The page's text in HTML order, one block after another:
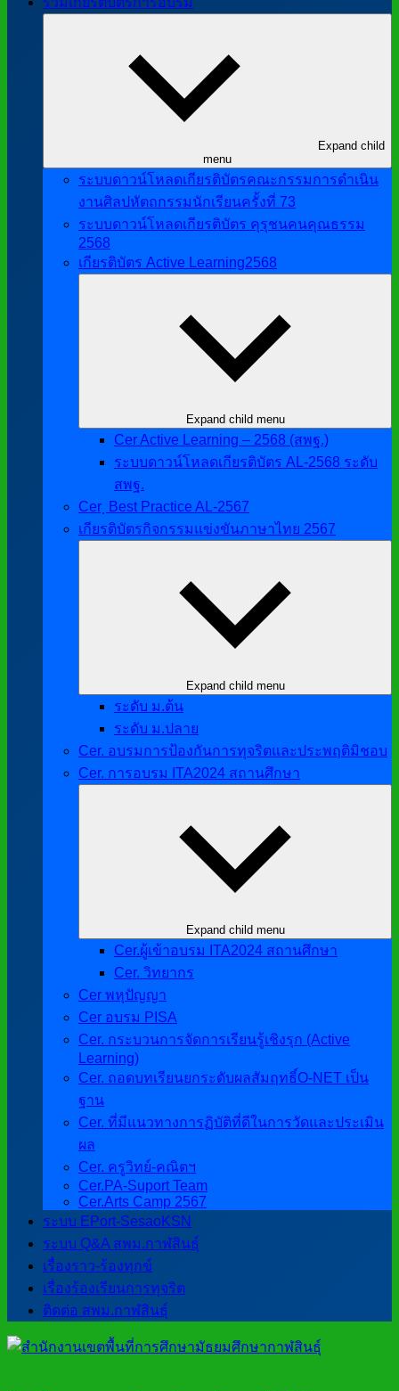
Expand child
menu
ระบบดาวน์โหลดเกียรติบัตรคณะกรรมการดำเนิน
งานศิลปหัตถกรรมนักเรียนครั้งที่ 73
ระบบดาวน์โหลดเกียรติบัตร คุรุชนคนคุณธรรม
2568
เกียรติบัตร Active Learning2568
Expand child menu
Cer Active Learning – 2568 (สพฐ.)
ระบบดาวน์โหลดเกียรติบัตร AL-2568 ระดับ
สพฐ.
Cer ฺ Best Practice AL-2567
เกียรติบัตรกิจกรรมแข่งขันภาษาไทย 2567
Expand child menu
ระดับ ม.ต้น
ระดับ ม.ปลาย
Cer. อบรมการป้องกันการทุจริตและประพฤติมิชอบ
Cer. การอบรม ITA2024 สถานศึกษา
Expand child menu
Cer.ผู้เข้าอบรม ITA2024 สถานศึกษา
Cer. วิทยากร
Cer พหุปัญญา
Cer อบรม PISA
Cer. กระบวนการจัดการเรียนรู้เชิงรุก (Active
Learning)
Cer. ถอดบทเรียนยกระดับผลสัมฤทธิ์O-NET เป็น
ฐาน
Cer. ที่มีแนวทางการฏิบัติที่ดีในการวัดและประเมิน
ผล
Cer. ครูวิทย์-คณิตฯ
Cer.PA-Suport Team
Cer.Arts Camp 2567
ระบบ EPort-SesaoKSN
ระบบ Q&A สพม.กาฬสินธุ์
เรื่องราว-ร้องทุกข์
เรื่องร้องเรียนการทุจริต
ติดต่อ สพม.กาฬสินธุ์